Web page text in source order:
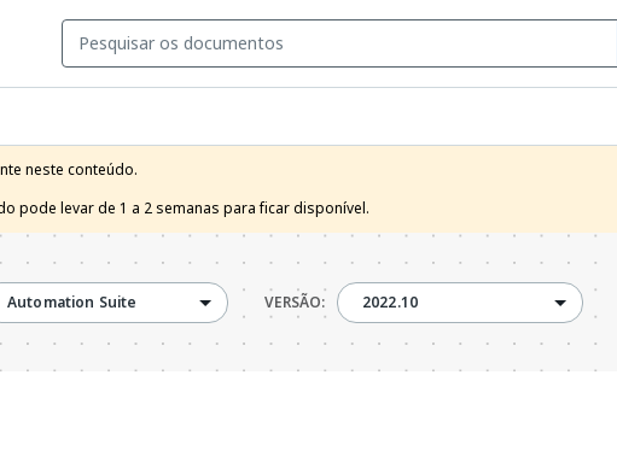
neste conteúdo.
pode levar de 1 a 2 semanas para ficar disponível.
Automation Suite VERSÃO:2022.102022.10